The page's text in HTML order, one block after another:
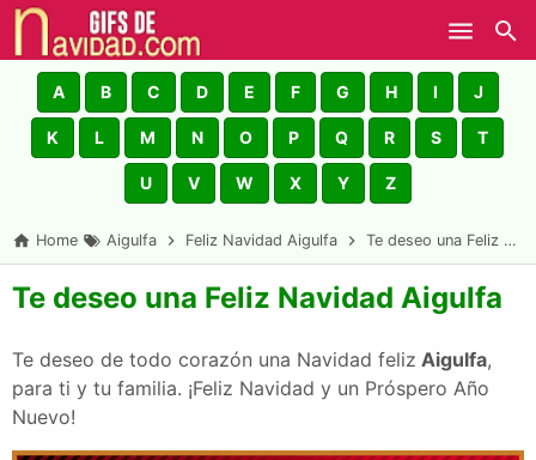
Skip to main content
A B C D E F G H I J
K L M N O P Q R S T
U V W X Y Z
Home Aigulfa Feliz Navidad Aigulfa Te deseo una Feliz Navidad Aigulfa
Te deseo una Feliz Navidad Aigulfa
Te deseo de todo corazón una Navidad feliz Aigulfa,
para ti y tu familia. ¡Feliz Navidad y un Próspero Año
Nuevo!